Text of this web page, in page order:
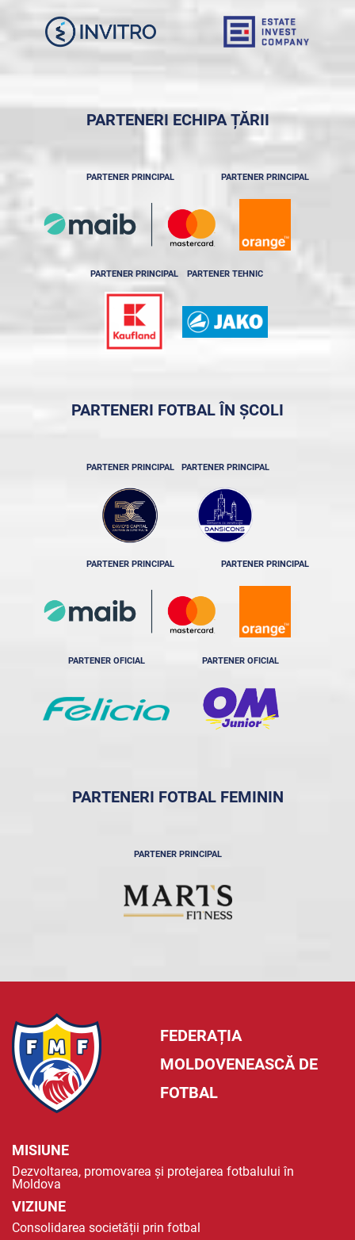
PARTENERI ECHIPA ȚĂRII
PARTENER PRINCIPAL PARTENER PRINCIPAL
PARTENER PRINCIPAL PARTENER TEHNIC
PARTENERI FOTBAL ÎN ȘCOLI
PARTENER PRINCIPAL PARTENER PRINCIPAL
PARTENER PRINCIPAL PARTENER PRINCIPAL
PARTENER OFICIAL PARTENER OFICIAL
PARTENERI FOTBAL FEMININ
PARTENER PRINCIPAL
FEDERAȚIA
MOLDOVENEASCĂ DE
FOTBAL
MISIUNE
Dezvoltarea, promovarea și protejarea fotbalului în
Moldova
VIZIUNE
Consolidarea societății prin fotbal